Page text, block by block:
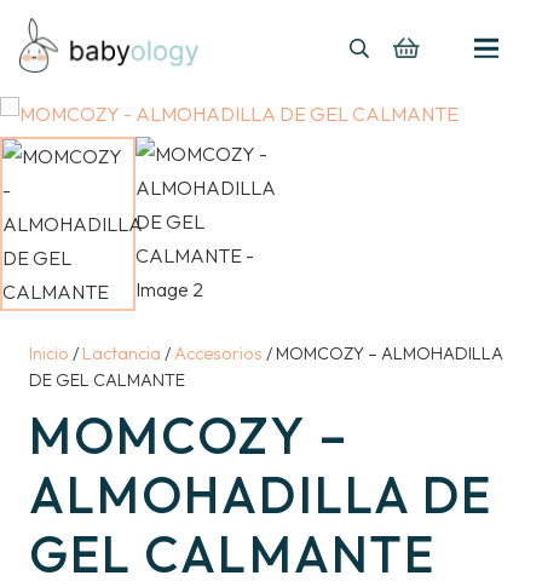
Inicio / Lactancia /Accesorios / MOMCOZY – ALMOHADILLA
DE GEL CALMANTE
MOMCOZY –
ALMOHADILLA DE
GEL CALMANTE